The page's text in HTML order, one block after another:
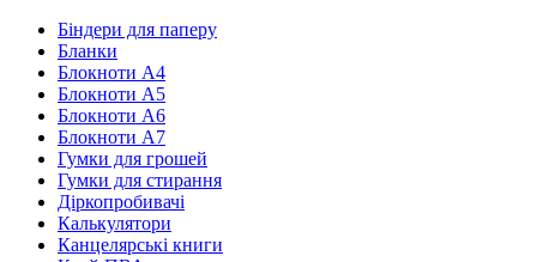
Біндери для паперу
Бланки
Блокноти А4
Блокноти А5
Блокноти А6
Блокноти А7
Гумки для грошей
Гумки для стирання
Діркопробивачі
Калькулятори
Канцелярські книги